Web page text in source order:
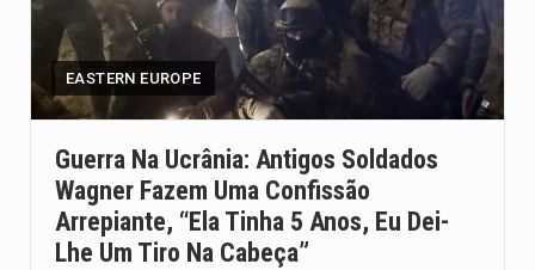
Segundo as autoridades canadianas, mais de 200 incêndios florestais continuam…
EASTERN EUROPE
Guerra Na Ucrânia: Antigos Soldados
Wagner Fazem Uma Confissão
Arrepiante, “ela Tinha 5 Anos, Eu Dei-
Lhe Um Tiro Na Cabeça”